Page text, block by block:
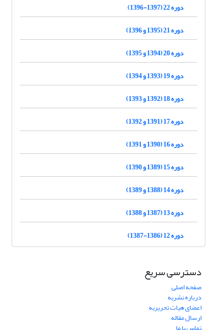
دوره 22 (1397-1396)
دوره 21 (1395 و 1396)
دوره 20 (1394 و 1395)
دوره 19 (1393 و 1394)
دوره 18 (1392 و 1393)
دوره 17 (1391 و 1392)
دوره 16 (1390 و 1391)
دوره 15 (1389 و 1390)
دوره 14 (1388 و 1389)
دوره 13 (1387 و 1388)
دوره 12 (1386-1387)
دسترسی سریع
صفحه اصلی
درباره نشریه
اعضای هیات تحریریه
ارسال مقاله